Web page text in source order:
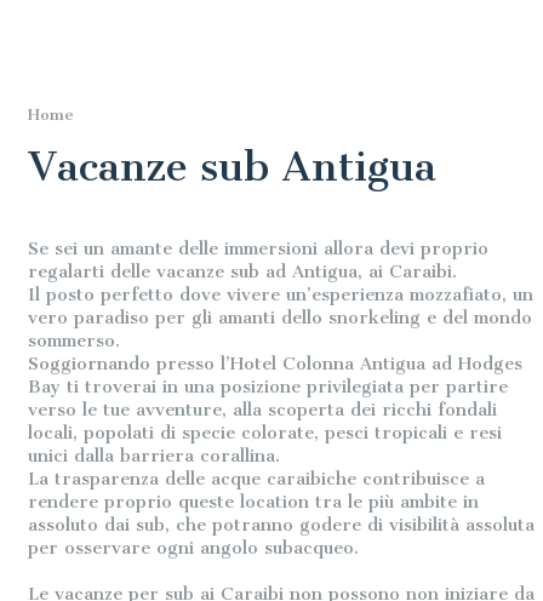
Home
Vacanze sub Antigua
Se sei un amante delle immersioni allora devi proprio
regalarti delle vacanze sub ad Antigua, ai Caraibi.
Il posto perfetto dove vivere un’esperienza mozzafiato, un
vero paradiso per gli amanti dello snorkeling e del mondo
sommerso.
Soggiornando presso l’Hotel Colonna Antigua ad Hodges
Bay ti troverai in una posizione privilegiata per partire
verso le tue avventure, alla scoperta dei ricchi fondali
locali, popolati di specie colorate, pesci tropicali e resi
unici dalla barriera corallina.
La trasparenza delle acque caraibiche contribuisce a
rendere proprio queste location tra le più ambite in
assoluto dai sub, che potranno godere di visibilità assoluta
per osservare ogni angolo subacqueo.
Le vacanze per sub ai Caraibi non possono non iniziare da